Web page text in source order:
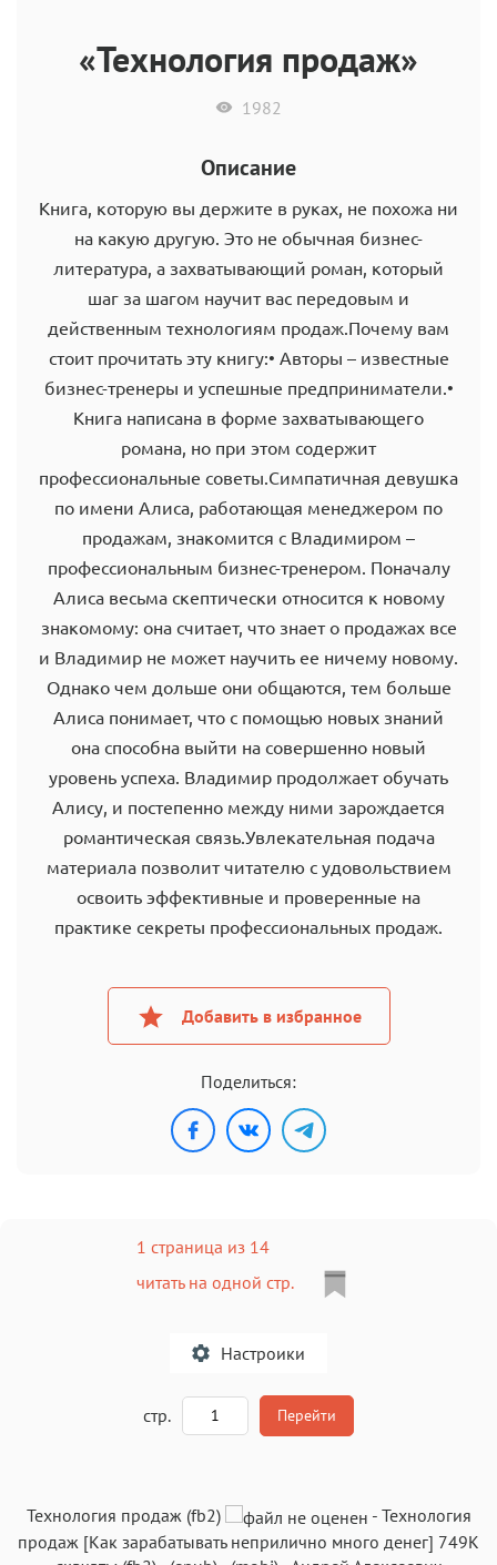
«Технология продаж»
1982
Описание
Книга, которую вы держите в руках, не похожа ни
на какую другую. Это не обычная бизнес-
литература, а захватывающий роман, который
шаг за шагом научит вас передовым и
действенным технологиям продаж.Почему вам
стоит прочитать эту книгу:• Авторы – известные
бизнес-тренеры и успешные предприниматели.•
Книга написана в форме захватывающего
романа, но при этом содержит
профессиональные советы.Симпатичная девушка
по имени Алиса, работающая менеджером по
продажам, знакомится с Владимиром –
профессиональным бизнес-тренером. Поначалу
Алиса весьма скептически относится к новому
знакомому: она считает, что знает о продажах все
и Владимир не может научить ее ничему новому.
Однако чем дольше они общаются, тем больше
Алиса понимает, что с помощью новых знаний
она способна выйти на совершенно новый
уровень успеха. Владимир продолжает обучать
Алису, и постепенно между ними зарождается
романтическая связь.Увлекательная подача
материала позволит читателю с удовольствием
освоить эффективные и проверенные на
практике секреты профессиональных продаж.
Добавить в избранное
Поделиться:
1 страница из 14
читать на одной стр.
Настроики
стр. Перейти
Технология продаж (fb2) - Технология
продаж [Как зарабатывать неприлично много денег] 749K